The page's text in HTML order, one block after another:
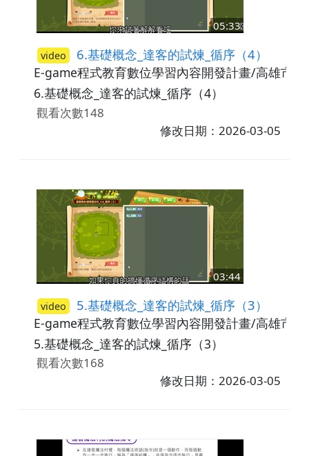
05:33
video 6.基礎概念_達客的試煉_循序（4）
E-game程式教育數位學習內容開發計畫/高雄市
6.基礎概念_達客的試煉_循序（4）
觀看次數148
修改日期：2026-03-05
03:44
video 5.基礎概念_達客的試煉_循序（3）
E-game程式教育數位學習內容開發計畫/高雄市
5.基礎概念_達客的試煉_循序（3）
觀看次數168
修改日期：2026-03-05